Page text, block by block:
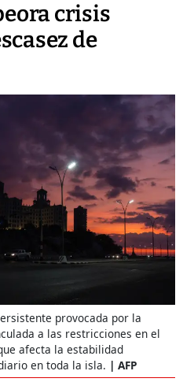
crisis
de
provocada por la
a las restricciones en el
afecta la estabilidad
en toda la isla.
AFP